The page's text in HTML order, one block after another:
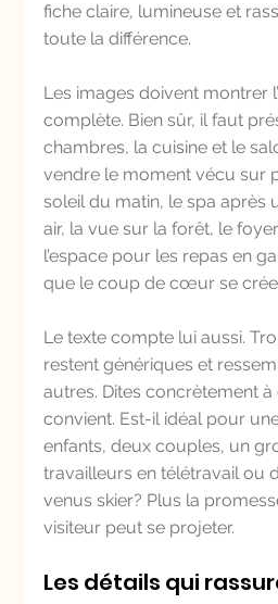
fiche claire, lumineuse et
toute la différence.
Les images doivent montrer
complète. Bien sûr, il faut
chambres, la cuisine et le
vendre le moment vécu sur
soleil du matin, le spa après
air, la vue sur la forêt, le
l’espace pour les repas en
que le coup de cœur se
Le texte compte lui aussi.
restent génériques et
autres. Dites concrètement
convient. Est-il idéal pour
enfants, deux couples, un
travailleurs en télétravail ou
venus skier? Plus la
visiteur peut se projeter.
Les détails qui